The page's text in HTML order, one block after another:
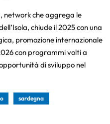
network che aggrega le
chiude il 2025 con una
promozione internazionale
con programmi volti a
di sviluppo nel
sardegna